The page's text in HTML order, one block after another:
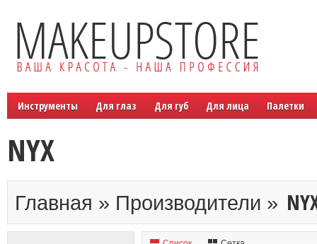
Инструменты Для глаз Для губ Для лица Палетки
NYX
Главная » Производители »